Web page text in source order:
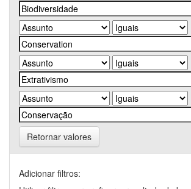
Retornar valores
Adicionar filtros: